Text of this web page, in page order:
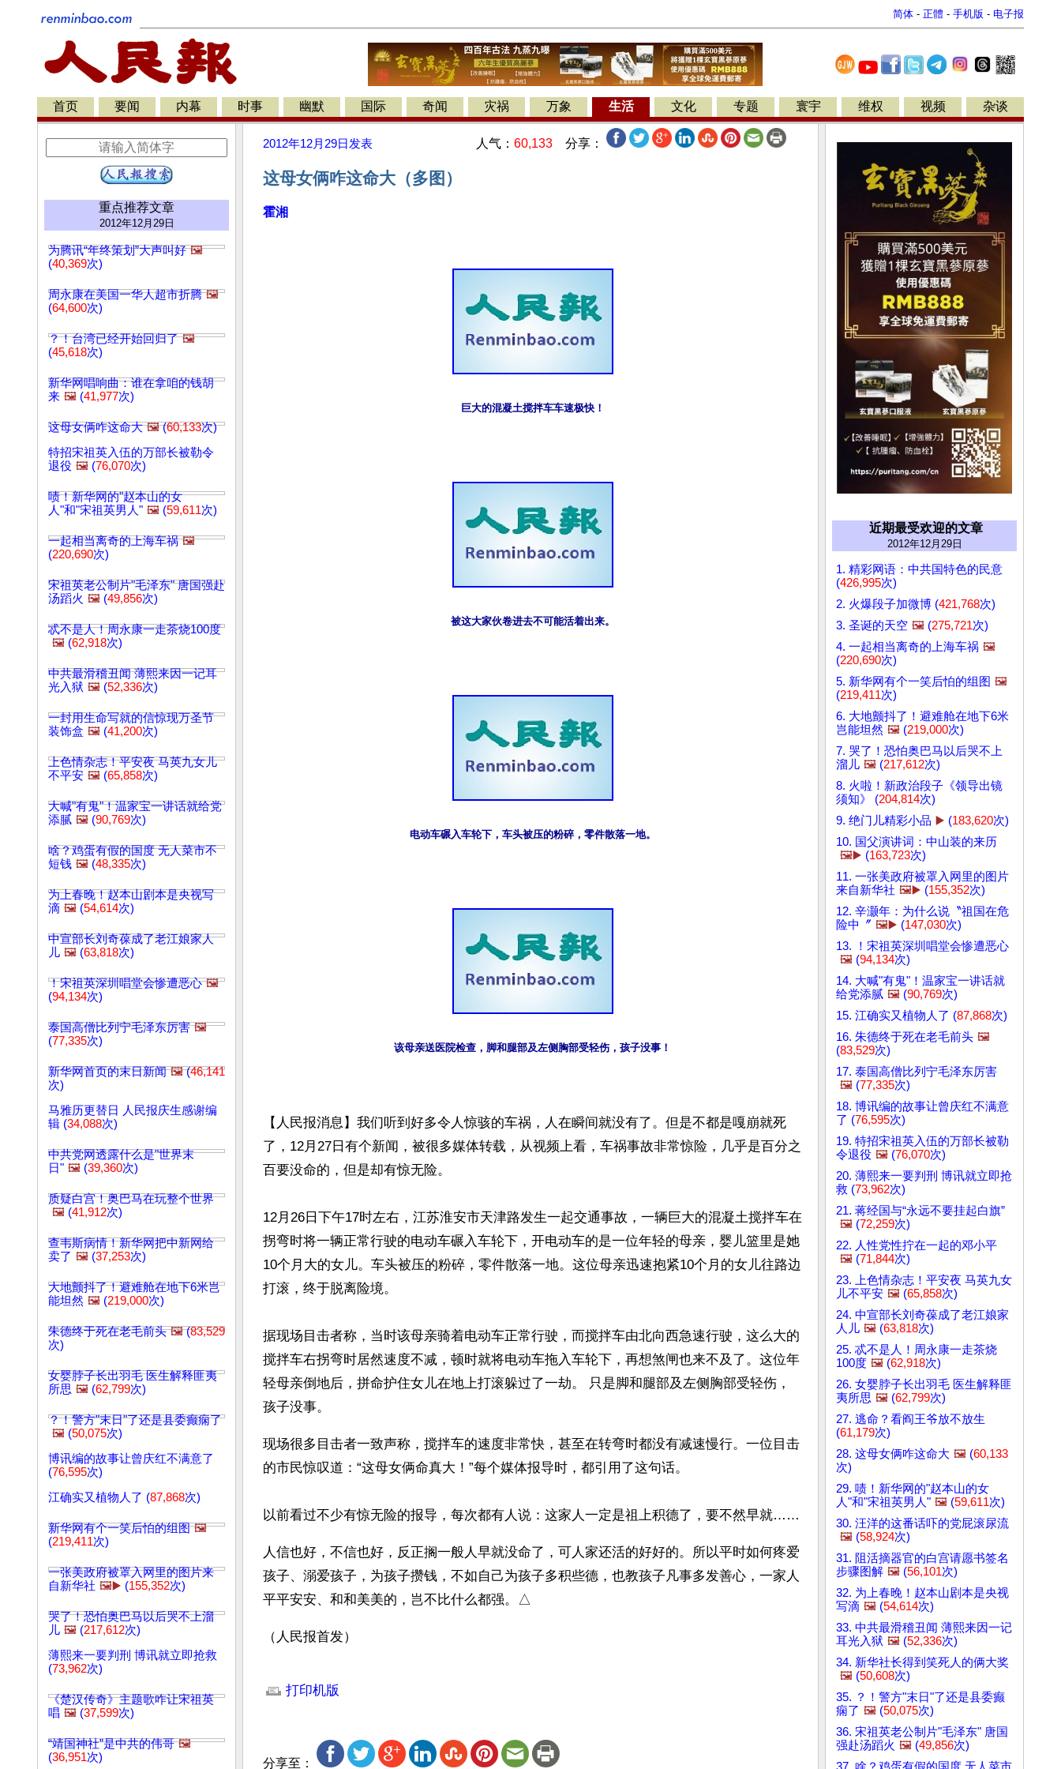
简体 - 正體 - 手机版 - 电子报
首页 要闻 内幕 时事 幽默 国际 奇闻 灾祸 万象 生活 文化 专题 寰宇 维权 视频 杂谈
重点推荐文章
2012年12月29日
为腾讯“年终策划”大声叫好 🖼️
(40,369次)
周永康在美国一华人超市折腾 🖼️
(64,600次)
？！台湾已经开始回归了 🖼️
(45,618次)
新华网唱响曲：谁在拿咱的钱胡
来 🖼️ (41,977次)
这母女俩咋这命大 🖼️(60,133次)
特招宋祖英入伍的万部长被勒令
退役 🖼️ (76,070次)
啧！新华网的"赵本山的女
人"和"宋祖英男人" 🖼️ (59,611次)
一起相当离奇的上海车祸 🖼️
(220,690次)
宋祖英老公制片"毛泽东" 唐国强赴
汤蹈火 🖼️ (49,856次)
忒不是人！周永康一走茶烧100度
🖼️ (62,918次)
中共最滑稽丑闻 薄熙来因一记耳
光入狱 🖼️ (52,336次)
一封用生命写就的信惊现万圣节
装饰盒 🖼️ (41,200次)
上色情杂志！平安夜 马英九女儿
不平安 🖼️ (65,858次)
大喊"有鬼"！温家宝一讲话就给党
添腻 🖼️ (90,769次)
啥？鸡蛋有假的国度 无人菜市不
短钱 🖼️ (48,335次)
为上春晚！赵本山剧本是央视写
滴 🖼️ (54,614次)
中宣部长刘奇葆成了老江娘家人
儿 🖼️ (63,818次)
！宋祖英深圳唱堂会惨遭恶心 🖼️
(94,134次)
泰国高僧比列宁毛泽东厉害 🖼️
(77,335次)
新华网首页的末日新闻 🖼️(46,141
次)
马雅历更替日 人民报庆生感谢编
辑 (34,088次)
中共党网透露什么是"世界末
日" 🖼️ (39,360次)
质疑白宫！奥巴马在玩整个世界
🖼️ (41,912次)
查韦斯病情！新华网把中新网给
卖了 🖼️ (37,253次)
大地颤抖了！避难舱在地下6米岂
能坦然 🖼️ (219,000次)
朱德终于死在老毛前头 🖼️(83,529
次)
女婴脖子长出羽毛 医生解释匪夷
所思 🖼️ (62,799次)
？！警方"末日"了还是县委癫痫了
🖼️ (50,075次)
博讯编的故事让曾庆红不满意了
(76,595次)
江确实又植物人了 (87,868次)
新华网有个一笑后怕的组图 🖼️
(219,411次)
一张美政府被罩入网里的图片来
自新华社 🖼️▶️ (155,352次)
哭了！恐怕奥巴马以后哭不上溜
儿 🖼️ (217,612次)
薄熙来一要判刑 博讯就立即抢救
(73,962次)
《楚汉传奇》主题歌咋让宋祖英
唱 🖼️ (37,599次)
“靖国神社”是中共的伟哥 🖼️
(36,951次)
2012年12月29日 发表 人气： 60,133 分享：
这母女俩咋这命大（多图）
霍湘
巨大的混凝土搅拌车车速极快！
被这大家伙卷进去不可能活着出来。
电动车碾入车轮下，车头被压的粉碎，零件散落一地。
该母亲送医院检查，脚和腿部及左侧胸部受轻伤，孩子没事！
【人民报消息】我们听到好多令人惊骇的车祸，人在瞬间就没有了。但是不都是嘎崩就死
了，12月27日有个新闻，被很多媒体转载，从视频上看，车祸事故非常惊险，几乎是百分之
百要没命的，但是却有惊无险。
12月26日下午17时左右，江苏淮安市天津路发生一起交通事故，一辆巨大的混凝土搅拌车在
拐弯时将一辆正常行驶的电动车碾入车轮下，开电动车的是一位年轻的母亲，婴儿篮里是她
10个月大的女儿。车头被压的粉碎，零件散落一地。这位母亲迅速抱紧10个月的女儿往路边
打滚，终于脱离险境。
据现场目击者称，当时该母亲骑着电动车正常行驶，而搅拌车由北向西急速行驶，这么大的
搅拌车右拐弯时居然速度不减，顿时就将电动车拖入车轮下，再想煞闸也来不及了。这位年
轻母亲倒地后，拼命护住女儿在地上打滚躲过了一劫。 只是脚和腿部及左侧胸部受轻伤，
孩子没事。
现场很多目击者一致声称，搅拌车的速度非常快，甚至在转弯时都没有减速慢行。一位目击
的市民惊叹道：“这母女俩命真大！”每个媒体报导时，都引用了这句话。
以前看过不少有惊无险的报导，每次都有人说：这家人一定是祖上积德了，要不然早就……
人信也好，不信也好，反正搁一般人早就没命了，可人家还活的好好的。所以平时如何疼爱
孩子、溺爱孩子，为孩子攒钱，不如自己为孩子多积些德，也教孩子凡事多发善心，一家人
平平安安、和和美美的，岂不比什么都强。△
（人民报首发）
打印机版
分享至：
近期最受欢迎的文章
2012年12月29日
1. 精彩网语：中共国特色的民意
(426,995次)
2. 火爆段子加微博 (421,768次)
3. 圣诞的天空 🖼️ (275,721次)
4. 一起相当离奇的上海车祸 🖼️
(220,690次)
5. 新华网有个一笑后怕的组图 🖼️
(219,411次)
6. 大地颤抖了！避难舱在地下6米
岂能坦然 🖼️ (219,000次)
7. 哭了！恐怕奥巴马以后哭不上
溜儿 🖼️ (217,612次)
8. 火啦！新政治段子《领导出镜
须知》 (204,814次)
9. 绝门儿精彩小品 ▶️ (183,620次)
10. 国父演讲词：中山装的来历
🖼️▶️ (163,723次)
11. 一张美政府被罩入网里的图片
来自新华社 🖼️▶️ (155,352次)
12. 辛灏年：为什么说〝祖国在危
险中〞 🖼️▶️ (147,030次)
13. ！宋祖英深圳唱堂会惨遭恶心
🖼️ (94,134次)
14. 大喊"有鬼"！温家宝一讲话就
给党添腻 🖼️ (90,769次)
15. 江确实又植物人了 (87,868次)
16. 朱德终于死在老毛前头 🖼️
(83,529次)
17. 泰国高僧比列宁毛泽东厉害
🖼️ (77,335次)
18. 博讯编的故事让曾庆红不满意
了 (76,595次)
19. 特招宋祖英入伍的万部长被勒
令退役 🖼️ (76,070次)
20. 薄熙来一要判刑 博讯就立即抢
救 (73,962次)
21. 蒋经国与“永远不要挂起白旗”
🖼️ (72,259次)
22. 人性党性拧在一起的邓小平
🖼️ (71,844次)
23. 上色情杂志！平安夜 马英九女
儿不平安 🖼️ (65,858次)
24. 中宣部长刘奇葆成了老江娘家
人儿 🖼️ (63,818次)
25. 忒不是人！周永康一走茶烧
100度 🖼️ (62,918次)
26. 女婴脖子长出羽毛 医生解释匪
夷所思 🖼️ (62,799次)
27. 逃命？看阎王爷放不放生
(61,179次)
28. 这母女俩咋这命大 🖼️ (60,133
次)
29. 啧！新华网的"赵本山的女
人"和"宋祖英男人" 🖼️ (59,611次)
30. 汪洋的这番话吓的党屁滚尿流
🖼️ (58,924次)
31. 阻活摘器官的白宫请愿书签名
步骤图解 🖼️ (56,101次)
32. 为上春晚！赵本山剧本是央视
写滴 🖼️ (54,614次)
33. 中共最滑稽丑闻 薄熙来因一记
耳光入狱 🖼️ (52,336次)
34. 新华社长得到笑死人的俩大奖
🖼️ (50,608次)
35. ？！警方"末日"了还是县委癫
痫了 🖼️ (50,075次)
36. 宋祖英老公制片"毛泽东" 唐国
强赴汤蹈火 🖼️ (49,856次)
37. 啥？鸡蛋有假的国度 无人菜市